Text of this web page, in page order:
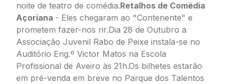
noite de teatro de comédia.Retalhos de Comédia
Açoriana - Eles chegaram ao "Contenente" e
prometem fazer-nos rir.Dia 28 de Outubro a
Associação Juvenil Rabo de Peixe instala-se no
Auditório Eng.º Victor Matos na Escola
Profissional de Aveiro às 21h.Os bilhetes estarão
em pré-venda em breve no Parque dos Talentos